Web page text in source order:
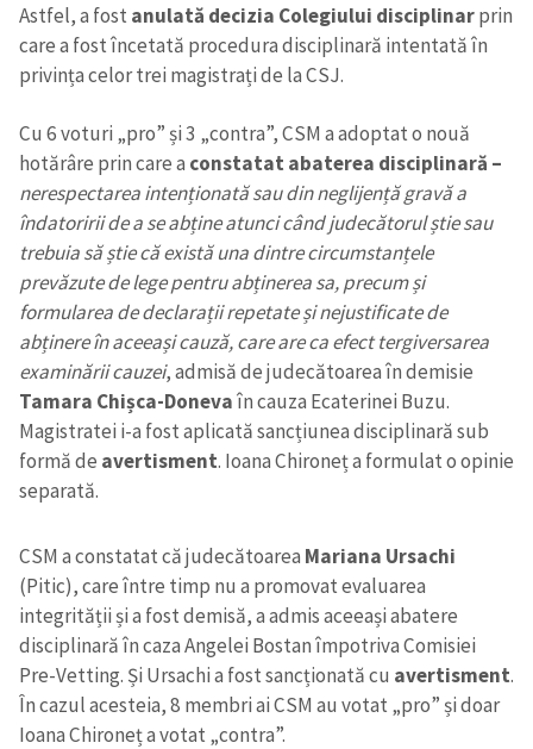
Astfel, a fost anulată decizia Colegiului disciplinarprin
care a fost încetată procedura disciplinară intentată în
privința celor trei magistrați de la CSJ.
Cu 6 voturi „pro” și 3 „contra”, CSM a adoptat o nouă
hotărâre prin care a constatat abaterea disciplinară –
nerespectarea intenționată sau din neglijență gravă a
îndatoririi de a se abține atunci când judecătorul știe sau
trebuia să știe că există una dintre circumstanțele
prevăzute de lege pentru abținerea sa, precum și
formularea de declarații repetate și nejustificate de
abținere în aceeași cauză, care are ca efect tergiversarea
examinării cauzei, admisă de judecătoarea în demisie
Tamara Chișca-Donevaîn cauza Ecaterinei Buzu.
Magistratei i-a fost aplicată sancțiunea disciplinară sub
formă de avertisment. Ioana Chironeț a formulat o opinie
separată.
CSM a constatat că judecătoarea Mariana Ursachi
(Pitic), care între timp nu a promovat evaluarea
integrității și a fost demisă, a admis aceeași abatere
disciplinară în caza Angelei Bostan împotriva Comisiei
Pre-Vetting. Și Ursachi a fost sancționată cu avertisment.
În cazul acesteia, 8 membri ai CSM au votat „pro” și doar
Ioana Chironeț a votat „contra”.